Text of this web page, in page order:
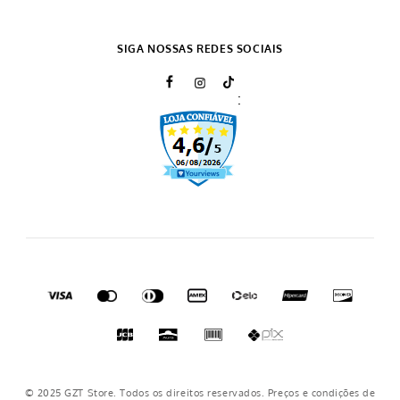
Política de PrivacidadeSIGA NOSSAS REDES SOCIAIS
:
© 2025 GZT Store. Todos os direitos reservados. Preços e condições de